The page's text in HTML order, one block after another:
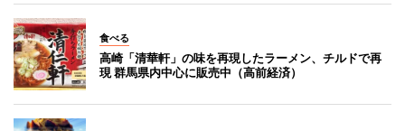
食べる
高崎「清華軒」の味を再現したラーメン、チルドで再
現 群馬県内中心に販売中（高前経済）